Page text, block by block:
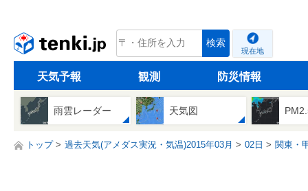
tenki.jp 検索
現在地
天気予報 観測 防災情報
雨雲レーダー 天気図
トップ 過去天気(アメダス実況・気温)2015年03月 02日 関東・